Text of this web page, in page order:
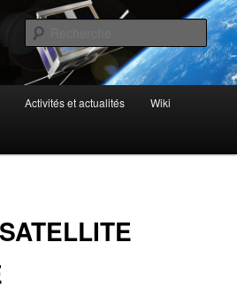
Activités et actualités Wiki